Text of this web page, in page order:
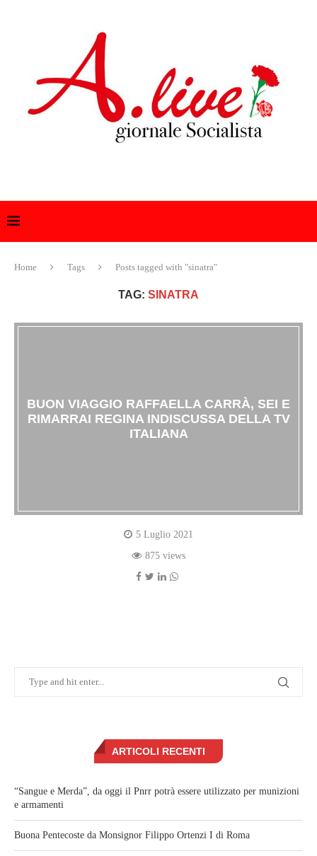
Home Tags Posts tagged with "sinatra"
TAG: SINATRA
BUON VIAGGIO RAFFAELLA CARRÀ, SEI E
RIMARRAI REGINA INDISCUSSA DELLA TV
ITALIANA
5 Luglio 2021
875 views
ARTICOLI RECENTI
“Sangue e Merda”, da oggi il Pnrr potrà essere utilizzato per munizioni
e armamenti
Buona Pentecoste da Monsignor Filippo Ortenzi I di Roma